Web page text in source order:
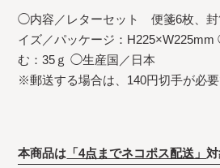
◯内容／レターセット 便箋6枚、
イズ／パッケージ：
む：35ｇ ◯生産国／日本
※郵送する場合は、140円切手が必要
本商品は 「4点までネコポス配送」